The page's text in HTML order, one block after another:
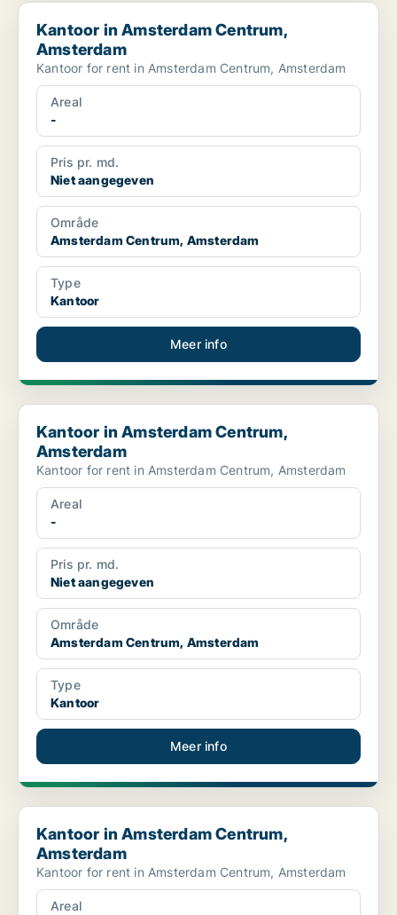
Kantoor in Amsterdam Centrum, Amsterdam
Kantoor in Amsterdam Centrum,
Amsterdam
Kantoor for rent in Amsterdam Centrum, Amsterdam
Areal
-
Pris pr. md.
Niet aangegeven
Område
Amsterdam Centrum, Amsterdam
Type
Kantoor
Meer info
Kantoor in Amsterdam Centrum, Amsterdam
Kantoor in Amsterdam Centrum,
Amsterdam
Kantoor for rent in Amsterdam Centrum, Amsterdam
Areal
-
Pris pr. md.
Niet aangegeven
Område
Amsterdam Centrum, Amsterdam
Type
Kantoor
Meer info
Kantoor in Amsterdam Centrum, Amsterdam
Kantoor in Amsterdam Centrum,
Amsterdam
Kantoor for rent in Amsterdam Centrum, Amsterdam
Areal